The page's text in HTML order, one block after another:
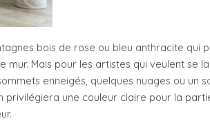
bois de rose ou bleu anthracite qui
Mais pour les artistes qui veulent se
enneigés, quelques nuages ou un
une couleur claire pour la